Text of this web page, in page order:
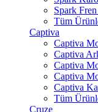
Spark
Tüm
Captiva
Captiva
Captiva
Captiva
Captiva
Captiva
Tüm
Cruze